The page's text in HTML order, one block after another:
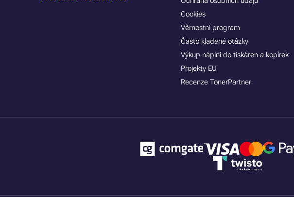
Cookies
Věrnostní program
Často kladené otázky
Výkup náplní do tiskáren a kopírek
Projekty EU
Recenze TonerPartner